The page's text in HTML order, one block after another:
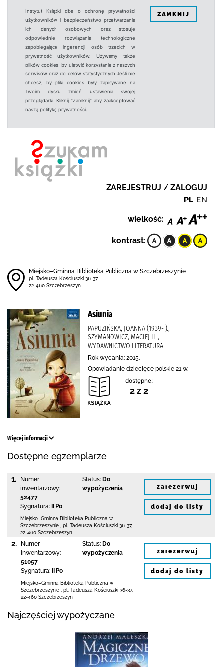
Instytut Książki dba o ochronę prywatności
użytkowników i bezpieczeństwo przetwarzania
ich danych osobowych oraz stosuje
odpowiednie rozwiązania technologiczne
zapobiegające ingerencji osób trzecich w
prywatność użytkowników. Używamy także
plików cookies, by ułatwić korzystanie z naszych
serwisów oraz do celów statystycznych.Jeśli nie
chcesz, by pliki cookies były zapisywane na
Twoim dysku zmień ustawienia swojej
przeglądarki. Kliknij "Zamknij" aby zaakceptować
naszą politykę prywatności.
ZAMKNIJ
ZAREJESTRUJ / ZALOGUJ
PL EN
wielkość:
kontrast:
Miejsko–Gminna Biblioteka Publiczna w Szczebrzeszynie
pl. Tadeusza Kościuszki 36-37
22-460 Szczebrzeszyn
Asiunia
PAPUZIŃSKA, JOANNA (1939- ).,
SZYMANOWICZ, MACIEJ IL.,
WYDAWNICTWO LITERATURA.
Rok wydania: 2015.
Opowiadanie dziecięce polskie 21 w.
dostępne:
2 z 2
Więcej informacji
Dostępne egzemplarze
1.
Numer
inwentarzowy:
52477
Sygnatura:
II Po
Status: Do
wypożyczenia
Miejsko–Gminna Biblioteka Publiczna w
Szczebrzeszynie
pl. Tadeusza Kościuszki 36-37,
22-460 Szczebrzeszyn
zarezerwuj
dodaj do listy
2.
Numer
inwentarzowy:
51057
Sygnatura:
II Po
Status: Do
wypożyczenia
Miejsko–Gminna Biblioteka Publiczna w
Szczebrzeszynie
pl. Tadeusza Kościuszki 36-37,
22-460 Szczebrzeszyn
zarezerwuj
dodaj do listy
Najczęściej wypożyczane